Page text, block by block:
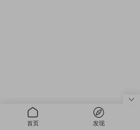
首页 发现